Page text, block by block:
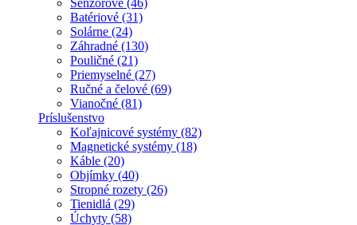
Senzorové (46)
Batériové (31)
Solárne (24)
Záhradné (130)
Pouličné (21)
Priemyselné (27)
Ručné a čelové (69)
Vianočné (81)
Príslušenstvo
Koľajnicové systémy (82)
Magnetické systémy (18)
Káble (20)
Objímky (40)
Stropné rozety (26)
Tienidlá (29)
Úchyty (58)